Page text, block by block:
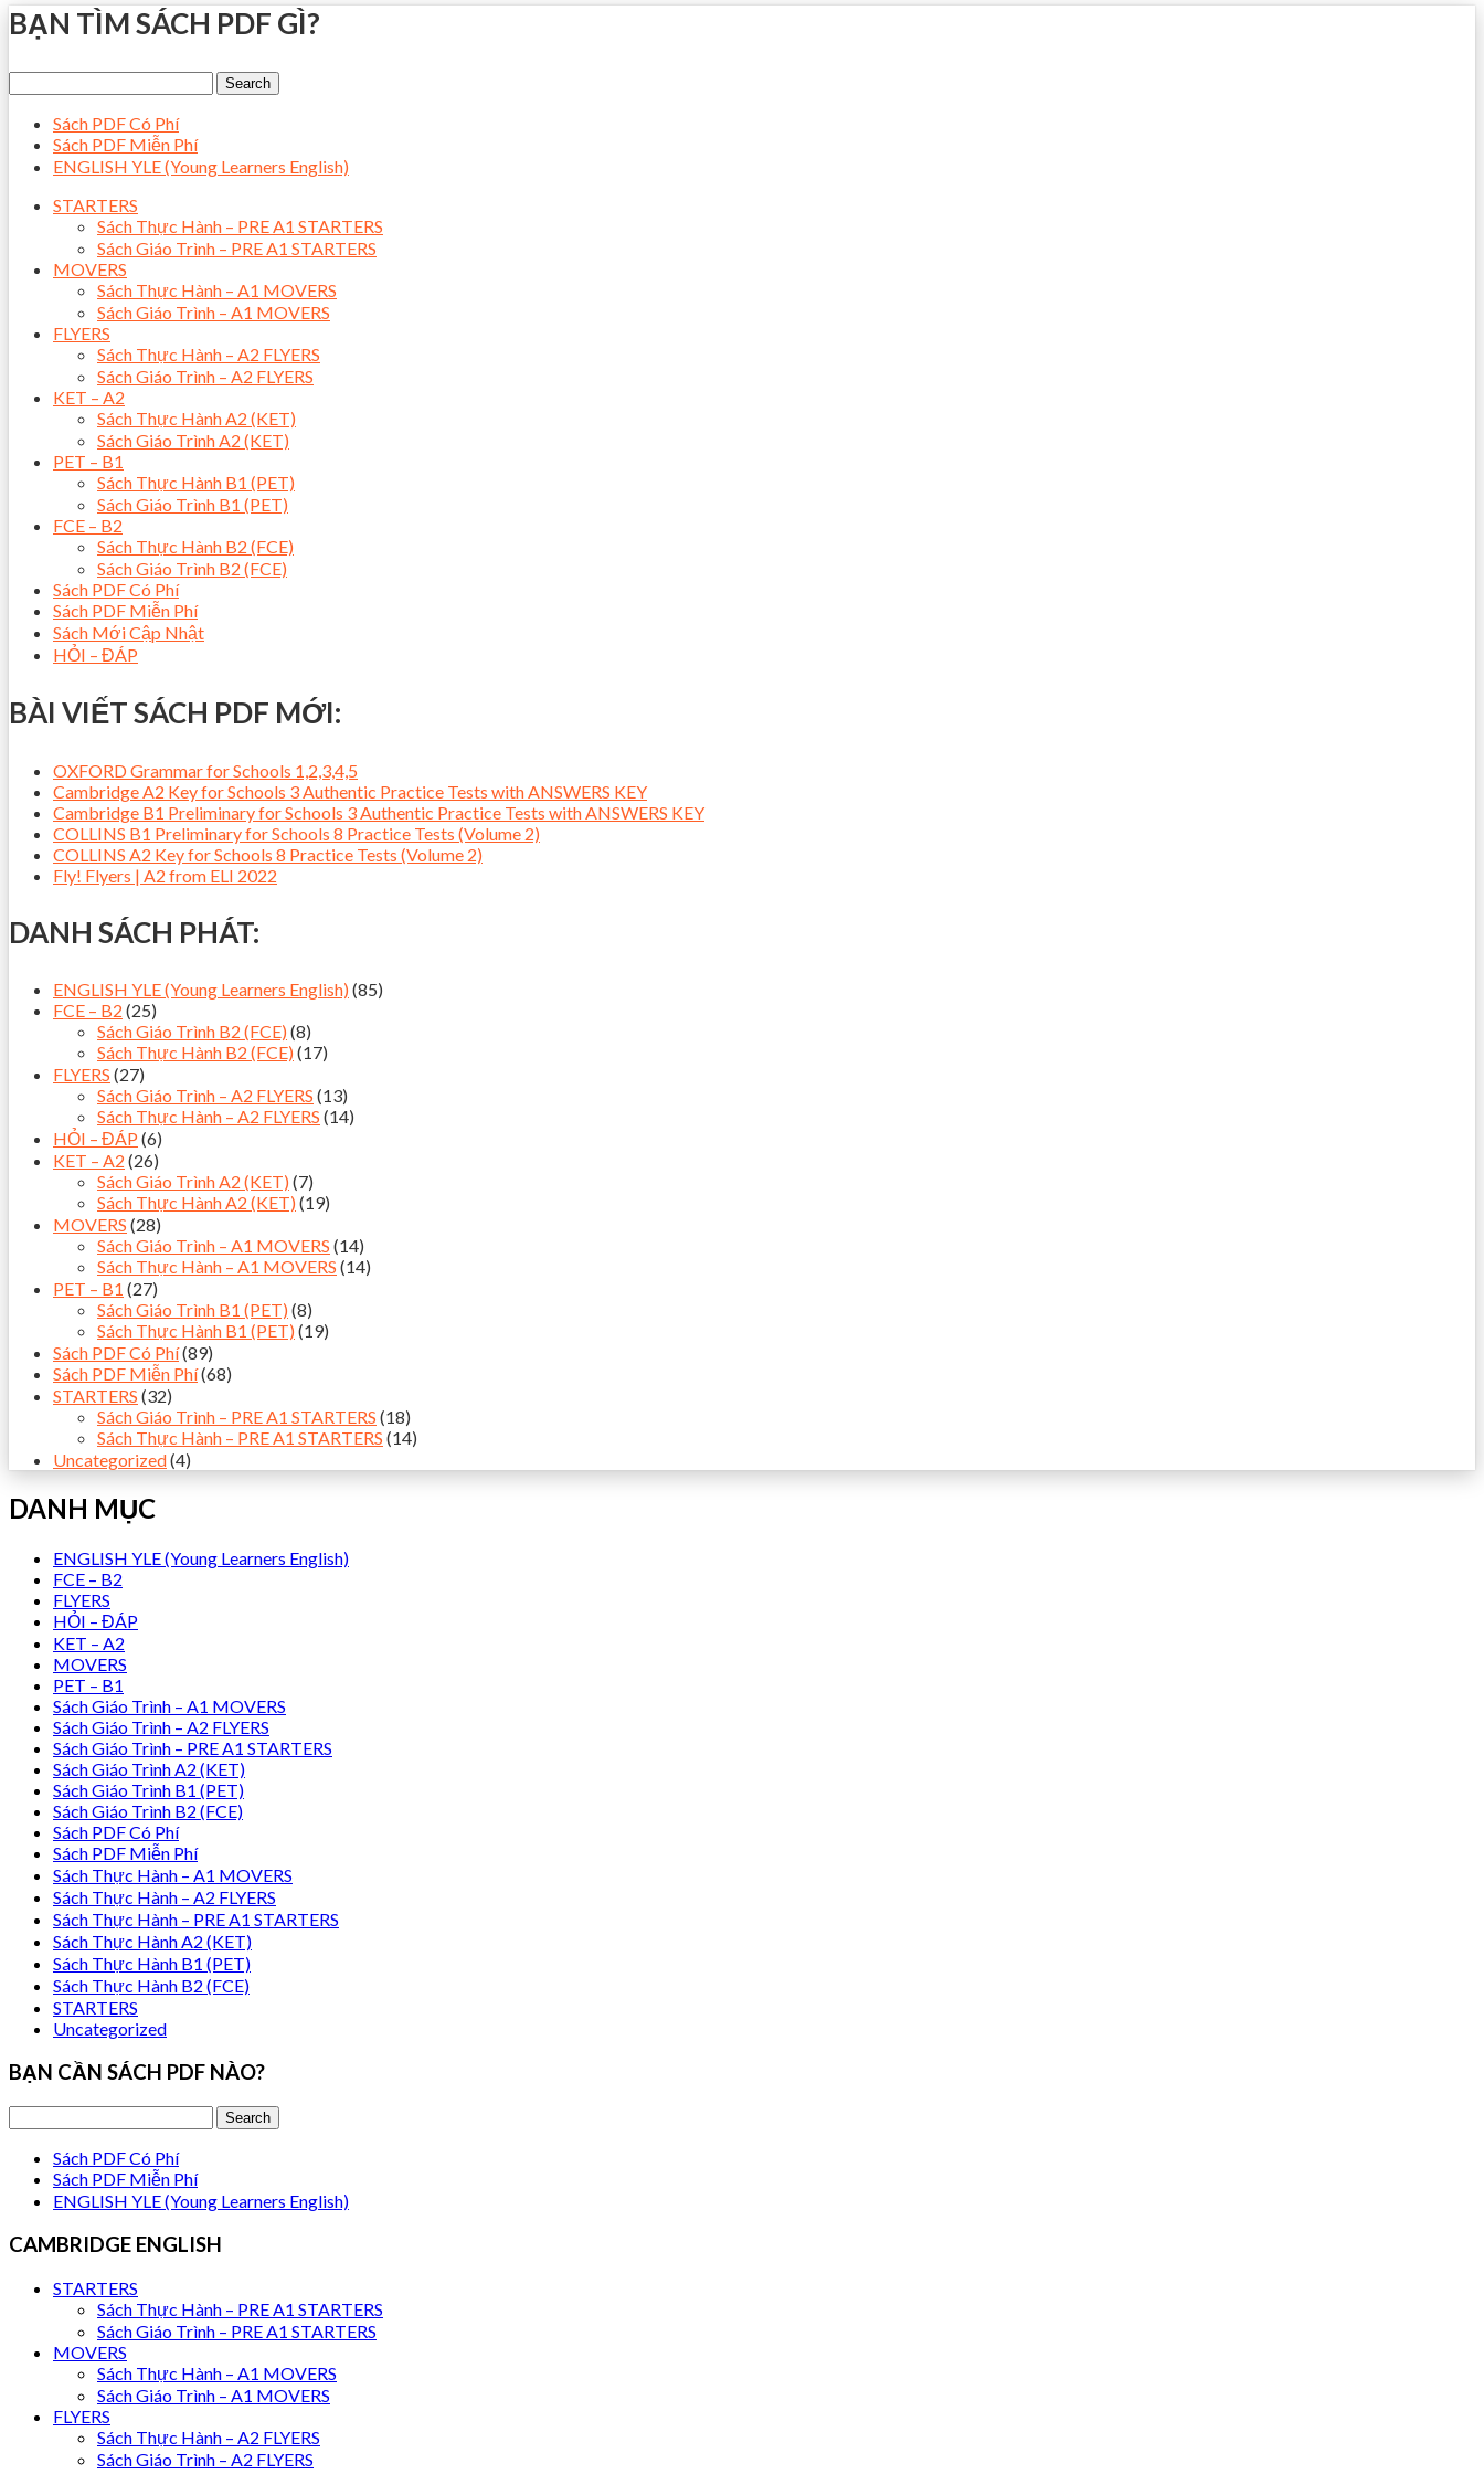
BẠN TÌM SÁCH PDF GÌ?
Sách PDF Có Phí
Sách PDF Miễn Phí
ENGLISH YLE (Young Learners English)
STARTERS
Sách Thực Hành – PRE A1 STARTERS
Sách Giáo Trình – PRE A1 STARTERS
MOVERS
Sách Thực Hành – A1 MOVERS
Sách Giáo Trình – A1 MOVERS
FLYERS
Sách Thực Hành – A2 FLYERS
Sách Giáo Trình – A2 FLYERS
KET – A2
Sách Thực Hành A2 (KET)
Sách Giáo Trình A2 (KET)
PET – B1
Sách Thực Hành B1 (PET)
Sách Giáo Trình B1 (PET)
FCE – B2
Sách Thực Hành B2 (FCE)
Sách Giáo Trình B2 (FCE)
Sách PDF Có Phí
Sách PDF Miễn Phí
Sách Mới Cập Nhật
HỎI – ĐÁP
BÀI VIẾT SÁCH PDF MỚI:
OXFORD Grammar for Schools 1,2,3,4,5
Cambridge A2 Key for Schools 3 Authentic Practice Tests with ANSWERS KEY
Cambridge B1 Preliminary for Schools 3 Authentic Practice Tests with ANSWERS KEY
COLLINS B1 Preliminary for Schools 8 Practice Tests (Volume 2)
COLLINS A2 Key for Schools 8 Practice Tests (Volume 2)
Fly! Flyers | A2 from ELI 2022
DANH SÁCH PHÁT:
ENGLISH YLE (Young Learners English) (85)
FCE – B2 (25)
Sách Giáo Trình B2 (FCE) (8)
Sách Thực Hành B2 (FCE) (17)
FLYERS (27)
Sách Giáo Trình – A2 FLYERS (13)
Sách Thực Hành – A2 FLYERS (14)
HỎI – ĐÁP (6)
KET – A2 (26)
Sách Giáo Trình A2 (KET) (7)
Sách Thực Hành A2 (KET) (19)
MOVERS (28)
Sách Giáo Trình – A1 MOVERS (14)
Sách Thực Hành – A1 MOVERS (14)
PET – B1 (27)
Sách Giáo Trình B1 (PET) (8)
Sách Thực Hành B1 (PET) (19)
Sách PDF Có Phí(89)
Sách PDF Miễn Phí(68)
STARTERS (32)
Sách Giáo Trình – PRE A1 STARTERS (18)
Sách Thực Hành – PRE A1 STARTERS (14)
Uncategorized(4)
DANH MỤC
ENGLISH YLE (Young Learners English)
FCE – B2
FLYERS
HỎI – ĐÁP
KET – A2
MOVERS
PET – B1
Sách Giáo Trình – A1 MOVERS
Sách Giáo Trình – A2 FLYERS
Sách Giáo Trình – PRE A1 STARTERS
Sách Giáo Trình A2 (KET)
Sách Giáo Trình B1 (PET)
Sách Giáo Trình B2 (FCE)
Sách PDF Có Phí
Sách PDF Miễn Phí
Sách Thực Hành – A1 MOVERS
Sách Thực Hành – A2 FLYERS
Sách Thực Hành – PRE A1 STARTERS
Sách Thực Hành A2 (KET)
Sách Thực Hành B1 (PET)
Sách Thực Hành B2 (FCE)
STARTERS
Uncategorized
BẠN CẦN SÁCH PDF NÀO?
Sách PDF Có Phí
Sách PDF Miễn Phí
ENGLISH YLE (Young Learners English)
CAMBRIDGE ENGLISH
STARTERS
Sách Thực Hành – PRE A1 STARTERS
Sách Giáo Trình – PRE A1 STARTERS
MOVERS
Sách Thực Hành – A1 MOVERS
Sách Giáo Trình – A1 MOVERS
FLYERS
Sách Thực Hành – A2 FLYERS
Sách Giáo Trình – A2 FLYERS